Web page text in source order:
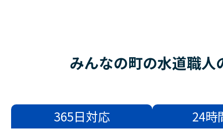
みんなの町の水道職人
365日対応 24時